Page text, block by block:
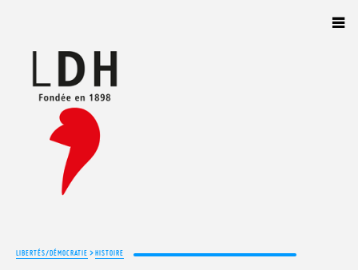
LIBERTÉS/DÉMOCRATIE >HISTOIRE